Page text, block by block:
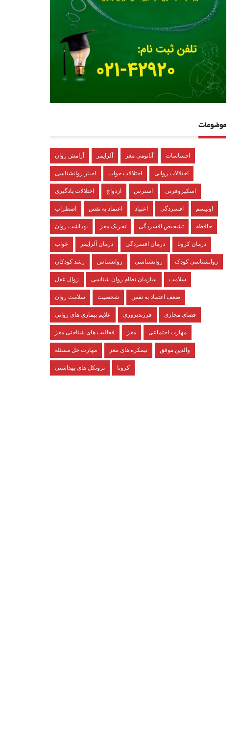
موضوعات
آرامش روان آلزایمر آناتومی مغز احساسات
اخبار روانشناسی اختلالات خواب اختلالات روانی
اختلالات یادگیری ازدواج استرس اسکیزوفرنی
اضطراب اعتماد به نفس اعتیاد افسردگی اوتیسم
بهداشت روان تحریک مغز تشخیص افسردگی حافظه
خواب درمان آلزایمر درمان افسردگی درمان کرونا
رشد کودکان روانشناس روانشناسی روانشناسی کودک
زوال عقل سازمان نظام روان شناسی سلامت
سلامت روان شخصیت ضعف اعتماد به نفس
علایم بیماری های روانی فرزندپروری فضای مجازی
فعالیت های شناختی مغز مغز مهارت اجتماعی
مهارت حل مسئله نیمکره های مغز والدین موفق
پروتکل های بهداشتی کرونا